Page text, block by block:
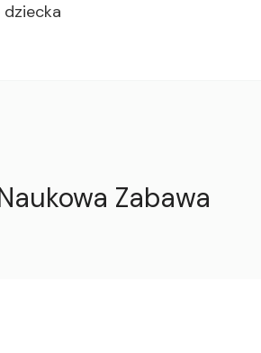
dziecka
Zabawa